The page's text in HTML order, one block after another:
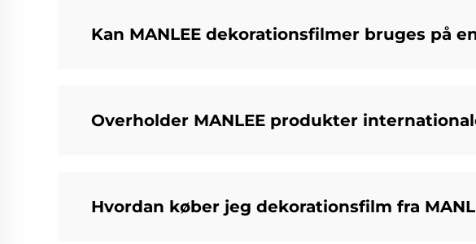
Kan MANLEE dekorationsfilmer bruges på
Overholder MANLEE produkter
Hvordan køber jeg dekorationsfilm fra